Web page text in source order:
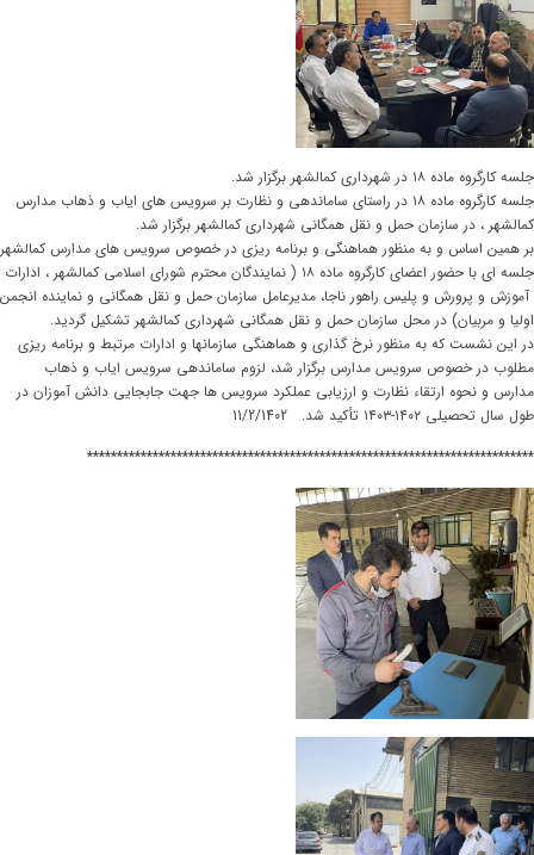
جلسه کارگروه ماده ۱۸ در شهرداری کمالشهر برگزار شد.
جلسه کارگروه ماده ۱۸ در راستای ساماندهی و نظارت بر سرویس های ایاب و ذهاب مدارس
کمالشهر ، در سازمان حمل و نقل همگانی شهرداری کمالشهر برگزار شد.
بر همین اساس و به منظور هماهنگی و برنامه ریزی در خصوص سرویس های مدارس کمالشهر
جلسه ای با حضور اعضای کارگروه ماده ۱۸ ( نمایندگان محترم شورای اسلامی کمالشهر ، ادارات
آموزش و پرورش و پلیس راهور ناجا، مدیرعامل سازمان حمل و نقل همگانی و نماینده انجمن
اولیا و مربیان) در محل سازمان حمل و نقل همگانی شهرداری کمالشهر تشکیل گردید.
در این نشست که به منظور نرخ گذاری و هماهنگی سازمانها و ادارات مرتبط و برنامه ریزی
مطلوب در خصوص سرویس مدارس برگزار شد، لزوم ساماندهی سرویس ایاب و ذهاب
مدارس و نحوه ارتقاء نظارت و ارزیابی عملکرد سرویس ها جهت جابجایی دانش آموزان در
طول سال تحصیلی ۱۴۰۲-۱۴۰۳ تأکید شد. 11/2/1402
***************************************************************************